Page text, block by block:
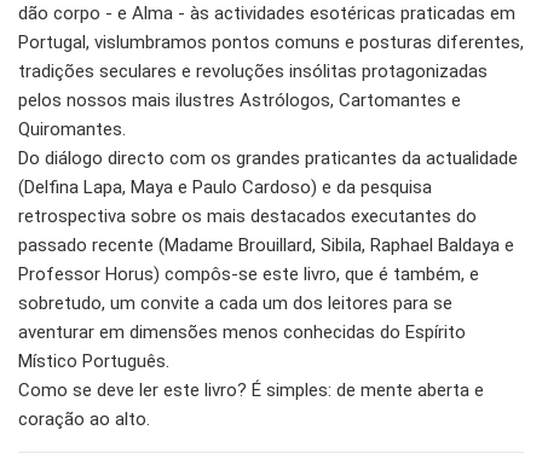
dão corpo - e Alma - às actividades esotéricas praticadas em
Portugal, vislumbramos pontos comuns e posturas diferentes,
tradições seculares e revoluções insólitas protagonizadas
pelos nossos mais ilustres Astrólogos, Cartomantes e
Quiromantes.
Do diálogo directo com os grandes praticantes da actualidade
(Delfina Lapa, Maya e Paulo Cardoso) e da pesquisa
retrospectiva sobre os mais destacados executantes do
passado recente (Madame Brouillard, Sibila, Raphael Baldaya e
Professor Horus) compôs-se este livro, que é também, e
sobretudo, um convite a cada um dos leitores para se
aventurar em dimensões menos conhecidas do Espírito
Místico Português.
Como se deve ler este livro? É simples: de mente aberta e
coração ao alto.